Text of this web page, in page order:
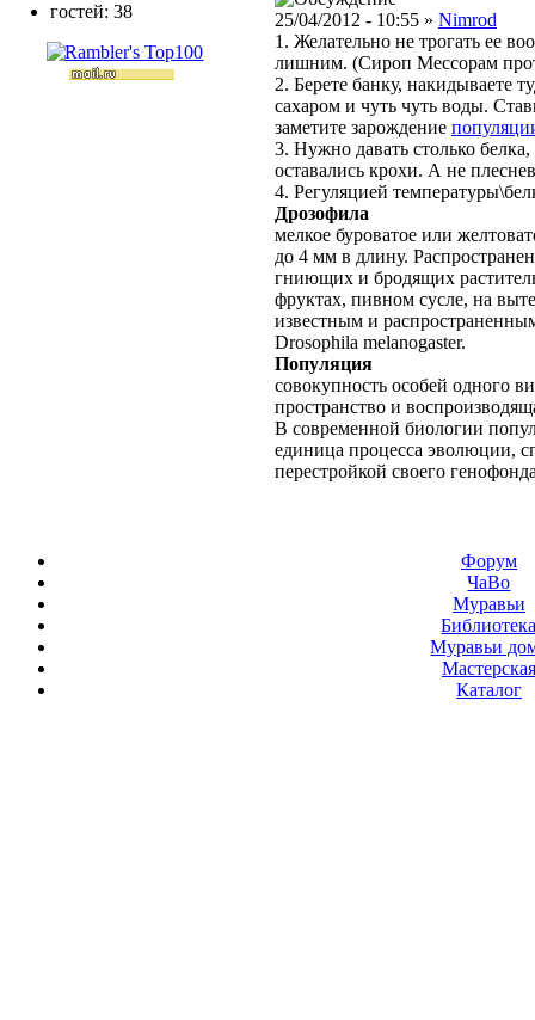
25/04/2012 - 10:55 » Nimrod
1. Желательно не трогать ее
лишним. (Сироп Мессорам
2. Берете банку, накидываете
сахаром и чуть чуть воды.
заметите зарождение
3. Нужно давать столько
оставались крохи. А не
4. Регуляцией
Дрозофила
мелкое буроватое или
до 4 мм в длину.
гниющих и бродящих
фруктах, пивном сусле, на
известным и
Drosophila melanogaster.
Популяция
совокупность особей одного
пространство и
В современной биологии
единица процесса эволюции,
перестройкой своего
гостей: 38
Форум
ЧаВо
Муравьи
Муравьи
Мастерская
Каталог